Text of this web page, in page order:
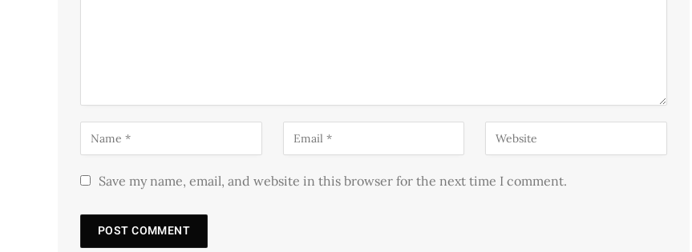
Save my name, email, and website in this browser for the next time I comment.